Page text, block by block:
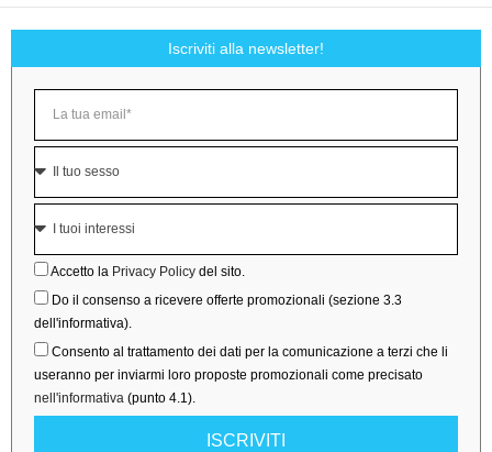
Iscriviti alla newsletter!
Accetto la Privacy Policy del sito.
Do il consenso a ricevere offerte promozionali (sezione 3.3
dell'informativa).
Consento al trattamento dei dati per la comunicazione a terzi che li
useranno per inviarmi loro proposte promozionali come precisato
nell'informativa (punto 4.1).
ISCRIVITI